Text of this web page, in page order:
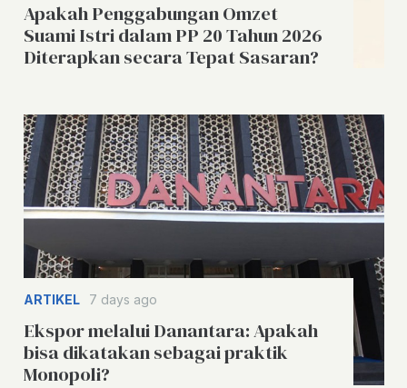
Apakah Penggabungan Omzet
Suami Istri dalam PP 20 Tahun 2026
Diterapkan secara Tepat Sasaran?
ARTIKEL 7 days ago
Ekspor melalui Danantara: Apakah
bisa dikatakan sebagai praktik
Monopoli?